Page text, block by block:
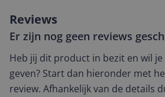
Reviews
Er zijn nog geen reviews
Heb jij dit product in bezit en wil
geven? Start dan hieronder met
review. Afhankelijk van de details